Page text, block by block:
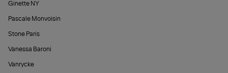
Ginette NY
Pascale Monvoisin
Stone Paris
Vanessa Baroni
Vanrycke